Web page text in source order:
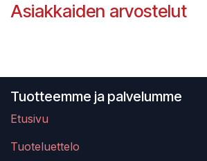
Asiakkaiden arvostelut
Tuotteemme ja palvelumme
Etusivu
Tuoteluettelo